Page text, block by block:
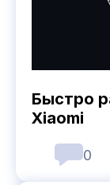
Быстро
Xiaomi
0